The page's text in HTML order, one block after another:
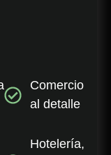
Comercio
al detalle
Hotelería,